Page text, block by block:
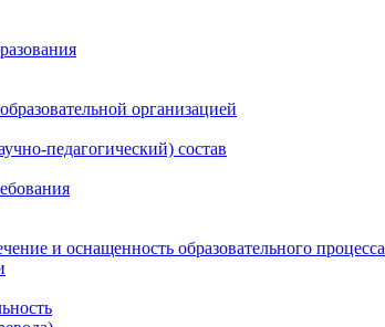
организацией
педагогический) состав
и оснащенность образовательного процесса